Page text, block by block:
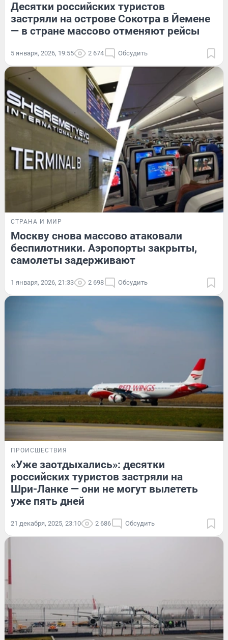
Десятки российских туристов
застряли на острове Сокотра в Йемене
— в стране массово отменяют рейсы
5 января, 2026, 19:55 2 674 Обсудить
СТРАНА И МИР
Москву снова массово атаковали
беспилотники. Аэропорты закрыты,
самолеты задерживают
1 января, 2026, 21:33 2 698 Обсудить
ПРОИСШЕСТВИЯ
«Уже заотдыхались»: десятки
российских туристов застряли на
Шри-Ланке — они не могут вылететь
уже пять дней
21 декабря, 2025, 23:10 2 686 Обсудить